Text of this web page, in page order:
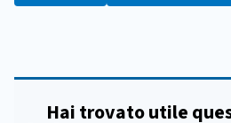
Hai trovato utile